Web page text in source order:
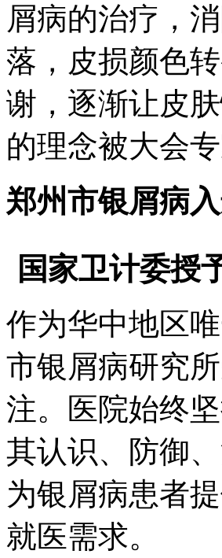
屑病的治疗，
落，皮损颜色
谢，逐渐让皮
的理念被大会
郑州市银屑病
国家卫计委授
作为华中地区
市银屑病研究
注。医院始终
其认识、防御
为银屑病患者
就医需求。